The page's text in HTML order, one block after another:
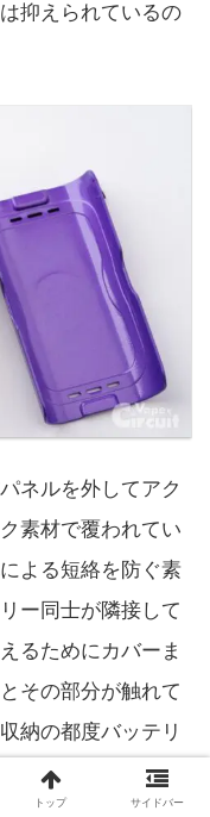
抑えられているの
ネルを外してアク
素材で覆われてい
よる短絡を防ぐ素
ー同士が隣接して
るためにカバーま
その部分が触れて
納の都度バッテリ
トップ サイドバー